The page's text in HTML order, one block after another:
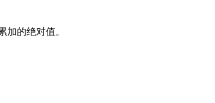
的绝对值。